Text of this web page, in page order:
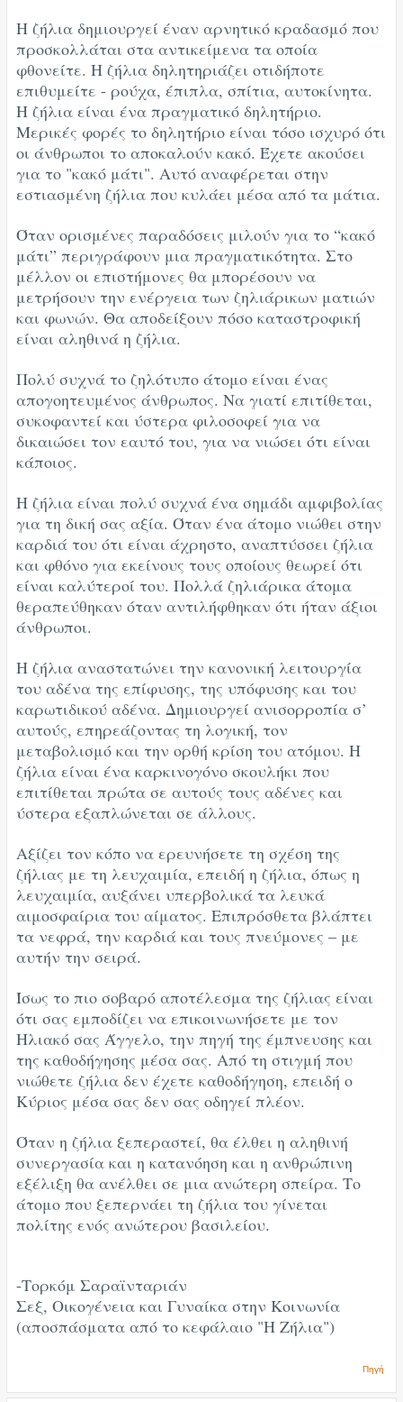
Η ζήλια δημιουργεί έναν αρνητικό κραδασμό που
προσκολλάται στα αντικείμενα τα οποία
φθονείτε. Η ζήλια δηλητηριάζει οτιδήποτε
επιθυμείτε - ρούχα, έπιπλα, σπίτια, αυτοκίνητα.
Η ζήλια είναι ένα πραγματικό δηλητήριο.
Μερικές φορές το δηλητήριο είναι τόσο ισχυρό ότι
οι άνθρωποι το αποκαλούν κακό. Έχετε ακούσει
για το "κακό μάτι". Αυτό αναφέρεται στην
εστιασμένη ζήλια που κυλάει μέσα από τα μάτια.
Όταν ορισμένες παραδόσεις μιλούν για το “κακό
μάτι” περιγράφουν μια πραγματικότητα. Στο
μέλλον οι επιστήμονες θα μπορέσουν να
μετρήσουν την ενέργεια των ζηλιάρικων ματιών
και φωνών. Θα αποδείξουν πόσο καταστροφική
είναι αληθινά η ζήλια.
Πολύ συχνά το ζηλότυπο άτομο είναι ένας
απογοητευμένος άνθρωπος. Να γιατί επιτίθεται,
συκοφαντεί και ύστερα φιλοσοφεί για να
δικαιώσει τον εαυτό του, για να νιώσει ότι είναι
κάποιος.
Η ζήλια είναι πολύ συχνά ένα σημάδι αμφιβολίας
για τη δική σας αξία. Όταν ένα άτομο νιώθει στην
καρδιά του ότι είναι άχρηστο, αναπτύσσει ζήλια
και φθόνο για εκείνους τους οποίους θεωρεί ότι
είναι καλύτεροί του. Πολλά ζηλιάρικα άτομα
θεραπεύθηκαν όταν αντιλήφθηκαν ότι ήταν άξιοι
άνθρωποι.
Η ζήλια αναστατώνει την κανονική λειτουργία
του αδένα της επίφυσης, της υπόφυσης και του
καρωτιδικού αδένα. Δημιουργεί ανισορροπία σ’
αυτούς, επηρεάζοντας τη λογική, τον
μεταβολισμό και την ορθή κρίση του ατόμου. Η
ζήλια είναι ένα καρκινογόνο σκουλήκι που
επιτίθεται πρώτα σε αυτούς τους αδένες και
ύστερα εξαπλώνεται σε άλλους.
Αξίζει τον κόπο να ερευνήσετε τη σχέση της
ζήλιας με τη λευχαιμία, επειδή η ζήλια, όπως η
λευχαιμία, αυξάνει υπερβολικά τα λευκά
αιμοσφαίρια του αίματος. Επιπρόσθετα βλάπτει
τα νεφρά, την καρδιά και τους πνεύμονες – με
αυτήν την σειρά.
Ίσως το πιο σοβαρό αποτέλεσμα της ζήλιας είναι
ότι σας εμποδίζει να επικοινωνήσετε με τον
Ηλιακό σας Άγγελο, την πηγή της έμπνευσης και
της καθοδήγησης μέσα σας. Από τη στιγμή που
νιώθετε ζήλια δεν έχετε καθοδήγηση, επειδή ο
Κύριος μέσα σας δεν σας οδηγεί πλέον.
Όταν η ζήλια ξεπεραστεί, θα έλθει η αληθινή
συνεργασία και η κατανόηση και η ανθρώπινη
εξέλιξη θα ανέλθει σε μια ανώτερη σπείρα. Το
άτομο που ξεπερνάει τη ζήλια του γίνεται
πολίτης ενός ανώτερου βασιλείου.
-Τορκόμ Σαραϊνταριάν
Σεξ, Οικογένεια και Γυναίκα στην Κοινωνία
(αποσπάσματα από το κεφάλαιο "Η Ζήλια")
Πηγή